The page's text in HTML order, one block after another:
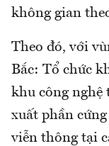
không gian
Theo đó, với
Bắc: Tổ chức
khu công nghệ
xuất phần
viễn thông tại